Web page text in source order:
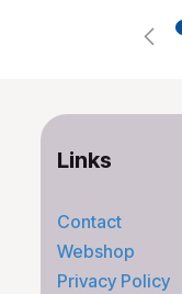
Links
Contact
Webshop
Privacy Policy